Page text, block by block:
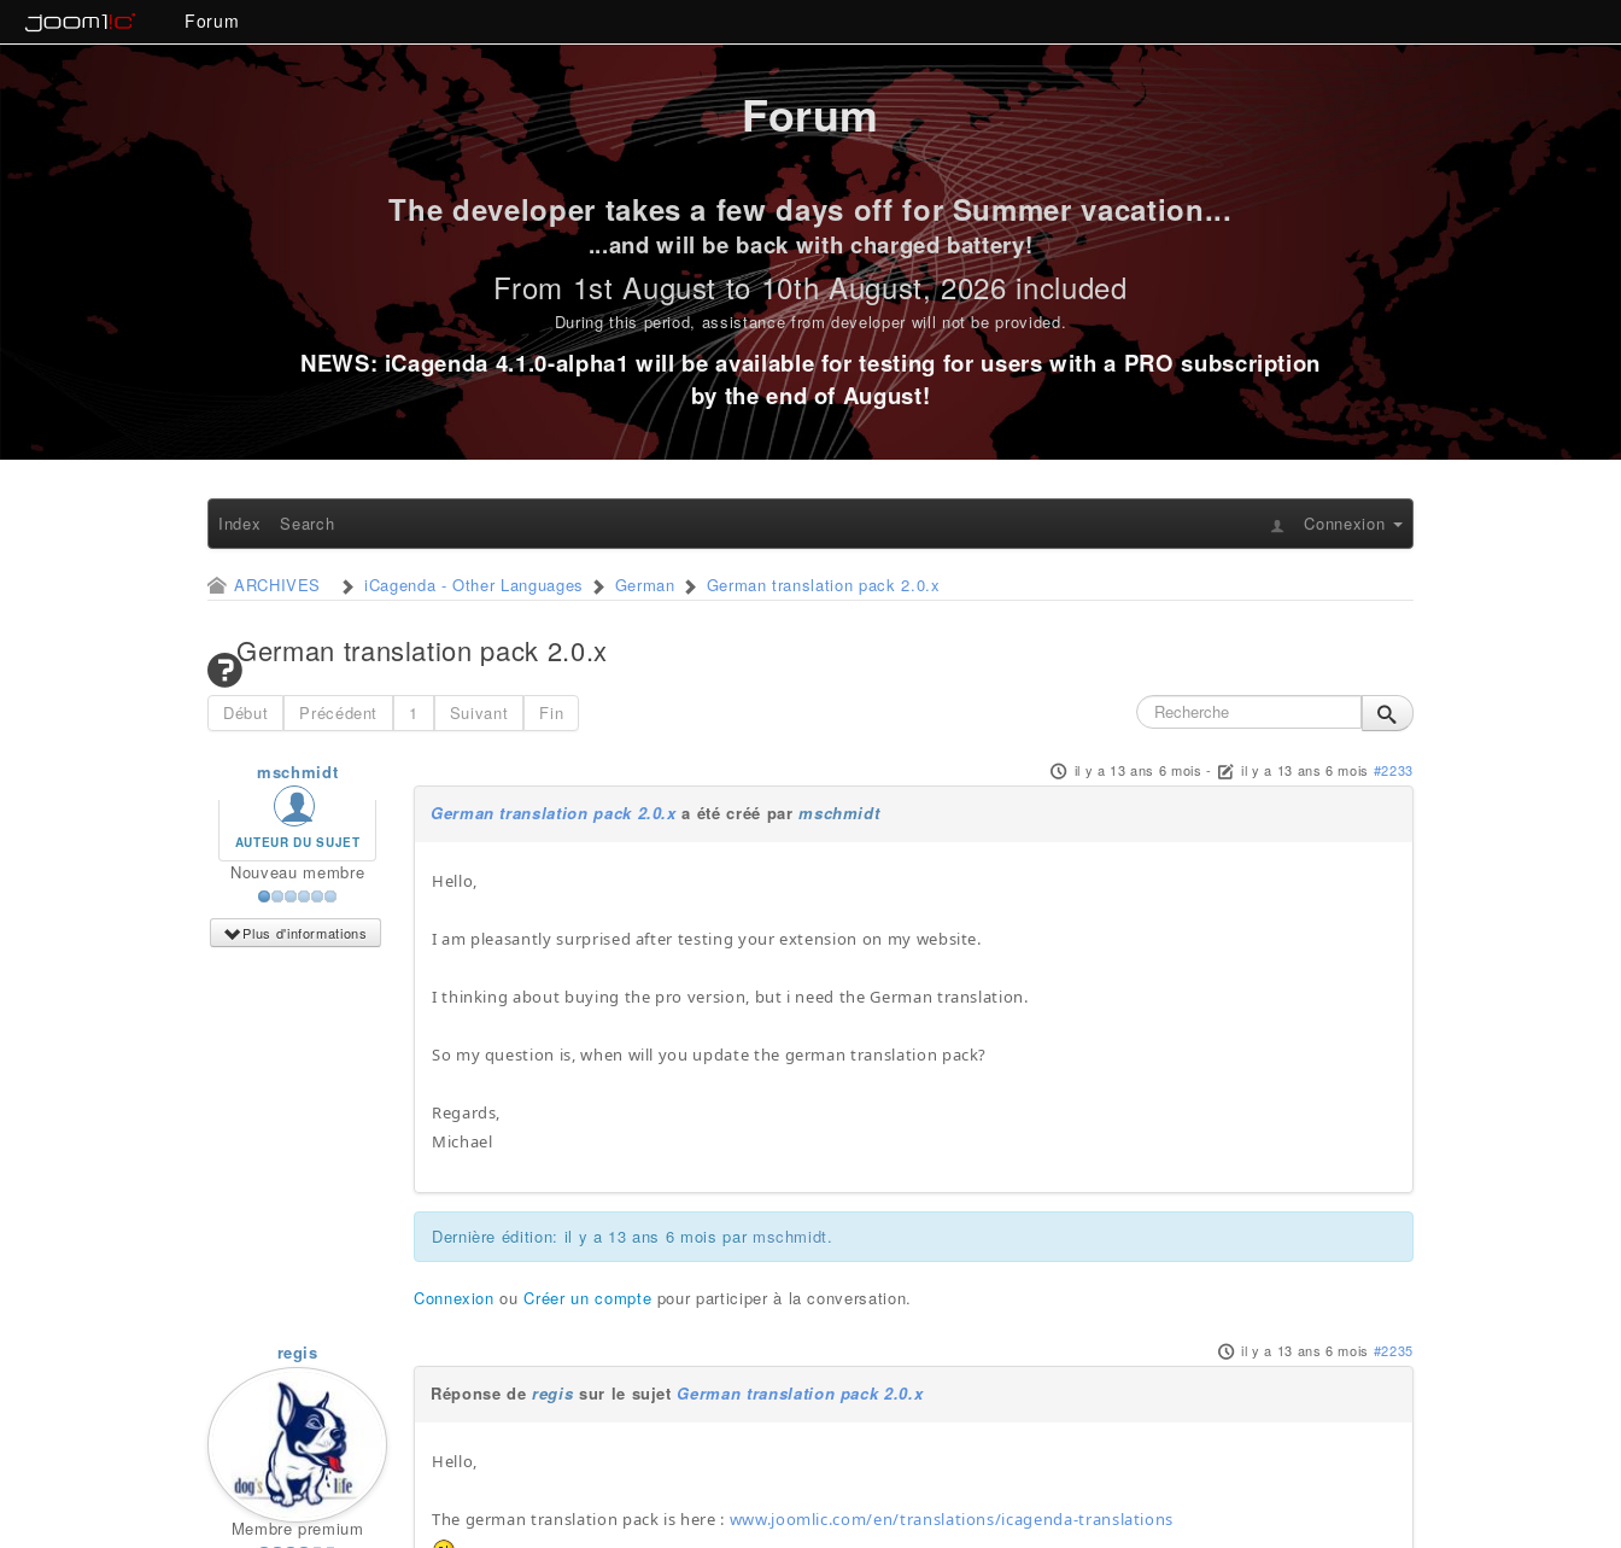
Forum
Forum
The developer takes a few days off for Summer vacation...
...and will be back with charged battery!
From 1st August to 10th August, 2026 included
During this period, assistance from developer will not be provided.
NEWS: iCagenda 4.1.0-alpha1 will be available for testing for users with a PRO subscription
by the end of August!
Index Search Connexion
ARCHIVES iCagenda - Other Languages German German translation pack 2.0.x
German translation pack 2.0.x
Début Précédent 1 Suivant Fin
mschmidt
AUTEUR DU SUJET
Nouveau membre
Plus d'informations
il y a 13 ans 6 mois - il y a 13 ans 6 mois #2233
German translation pack 2.0.xa été créé parmschmidt
Hello,
I am pleasantly surprised after testing your extension on my website.
I thinking about buying the pro version, but i need the German translation.
So my question is, when will you update the german translation pack?
Regards,
Michael
Dernière édition: il y a 13 ans 6 mois par mschmidt.
Connexion ouCréer un compte pour participer à la conversation.
regis
Membre premium
il y a 13 ans 6 mois #2235
Réponse deregis sur le sujet German translation pack 2.0.x
Hello,
The german translation pack is here : www.joomlic.com/en/translations/icagenda-translations